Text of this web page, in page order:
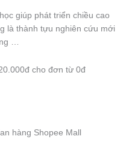
giúp phát triển chiều cao
là thành tựu nghiên cứu mới
…
cho đơn từ 0đ
hàng Shopee Mall